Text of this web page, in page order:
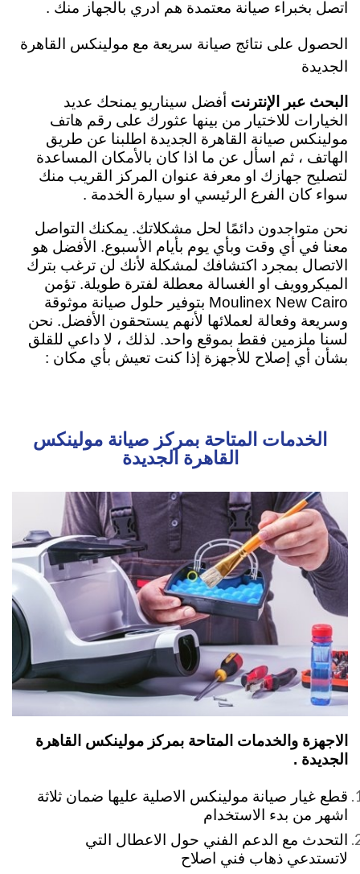
اتصل بخبراء صيانة معتمدة هم ادري بالجهاز منك .
الحصول على نتائج صيانة سريعة مع مولينكس القاهرة
الجديدة
البحث عبر الإنترنت أفضل سيناريو يمنحك عديد
الخيارات للاختيار من بينها عثورك على رقم هاتف
مولينكس صيانة القاهرة الجديدة اطلبنا عن طريق
الهاتف ، ثم اسأل عن ما اذا كان بالأمكان المساعدة
لتصليح جهازك او معرفة عنوان المركز القريب منك
سواء كان الفرع الرئيسي او سيارة الخدمة .
نحن متواجدون دائمًا لحل مشكلاتك. يمكنك التواصل
معنا في أي وقت وبأي يوم بأيام الأسبوع. الأفضل هو
الاتصال بمجرد اكتشافك لمشكلة لأنك لن ترغب بترك
الميكروويف او الغسالة معطلة لفترة طويلة. تؤمن
Moulinex New Cairo بتوفير حلول صيانة موثوقة
وسريعة وفعالة لعملائها لأنهم يستحقون الأفضل. نحن
لسنا ملزمين فقط بموقع واحد. لذلك ، لا داعي للقلق
بشأن أي إصلاح للأجهزة إذا كنت تعيش بأي مكان :
الخدمات المتاحة بمركز صيانة مولينكس
القاهرة الجديدة
الاجهزة والخدمات المتاحة بمركز مولينكس القاهرة
الجديدة .
قطع غيار صيانة مولينكس الاصلية عليها ضمان ثلاثة
اشهر من بدء الاستخدام
التحدث مع الدعم الفني حول الاعطال التي
لاتستدعي ذهاب فني اصلاح